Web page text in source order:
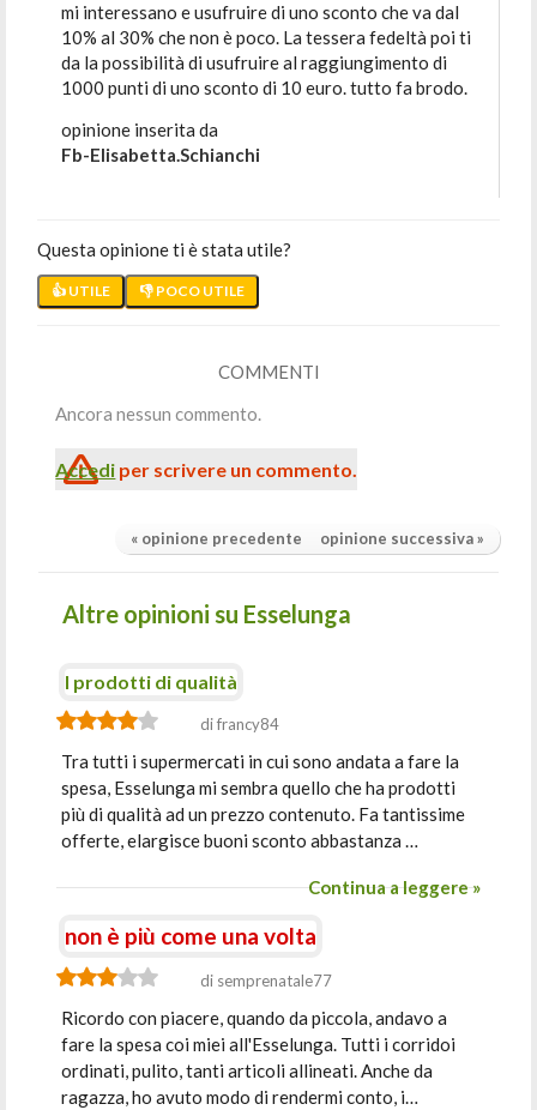
mi interessano e usufruire di uno sconto che va dal
10% al 30% che non è poco. La tessera fedeltà poi ti
da la possibilità di usufruire al raggiungimento di
1000 punti di uno sconto di 10 euro. tutto fa brodo.
opinione inserita da
Fb-Elisabetta.schianchi
Questa opinione ti è stata utile?
👍 UTILE 👎 POCO UTILE
COMMENTI
Ancora nessun commento.
Accedi per scrivere un commento.
« opinione precedente opinione successiva »
Altre opinioni su Esselunga
I prodotti di qualità
di francy84
Tra tutti i supermercati in cui sono andata a fare la
spesa, Esselunga mi sembra quello che ha prodotti
più di qualità ad un prezzo contenuto. Fa tantissime
offerte, elargisce buoni sconto abbastanza …
Continua a leggere »
non è più come una volta
di semprenatale77
Ricordo con piacere, quando da piccola, andavo a
fare la spesa coi miei all'Esselunga. Tutti i corridoi
ordinati, pulito, tanti articoli allineati. Anche da
ragazza, ho avuto modo di rendermi conto, i…